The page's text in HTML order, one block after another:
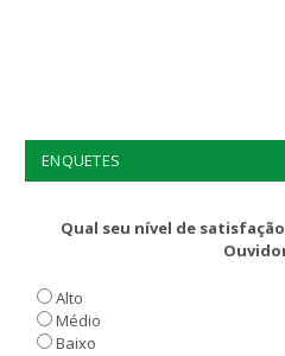
ENQUETES
Qual seu nível de
Alto
Médio
Baixo